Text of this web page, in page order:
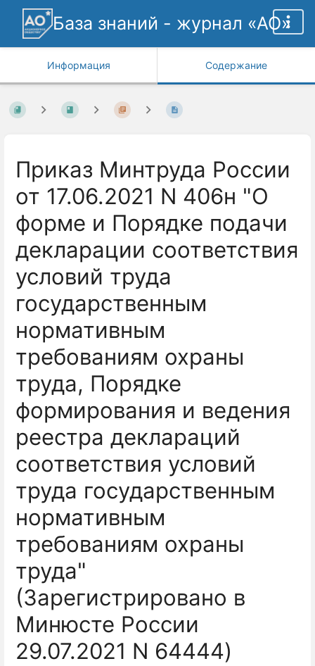
База знаний - журнал «АО»
Информация Содержание
Приказ Минтруда России
от 17.06.2021 N 406н "О
форме и Порядке подачи
декларации соответствия
условий труда
государственным
нормативным
требованиям охраны
труда, Порядке
формирования и ведения
реестра деклараций
соответствия условий
труда государственным
нормативным
требованиям охраны
труда"
(Зарегистрировано в
Минюсте России
29.07.2021 N 64444)